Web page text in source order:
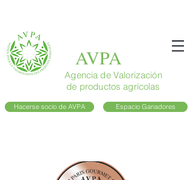
AVPA
Agencia de Valorización
de productos agrícolas
Hacerse socio de AVPA Espacio Ganadores